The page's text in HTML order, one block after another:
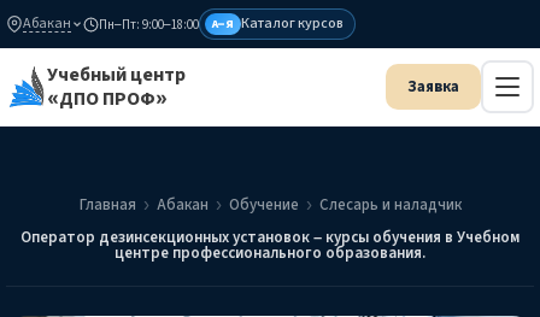
Абакан Пн–Пт: 9:00–18:00 А–Я Каталог курсов
Учебный центр
«ДПО ПРОФ»
Главная Абакан Обучение
Слесарь и наладчик
Оператор дезинсекционных установок – курсы обучения в Учебном
центре профессионального образования.